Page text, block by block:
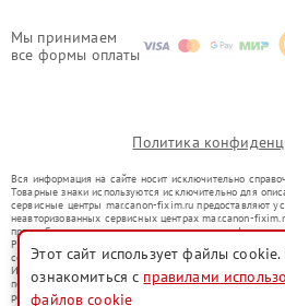
Мы принимаем
все формы оплаты
Политика
Вся информация на сайте носит исключительно
Товарные знаки используются исключительно для
сервисные центры mar.canon-fixim.ru предоставляют
неавторизованных сервисных центрах mar.canon-
правообладателями товарных знаков или их
Ремонт осуществляется для устройств, уже введенных
со статьей 1487 ГК РФ.
Использование товарных знаков не преследует цели
потребителей в заблуждение, а служит для
ремонту техники указанных брендов.
Этот сайт использует файлы
ознакомиться с правилами
файлов cookie